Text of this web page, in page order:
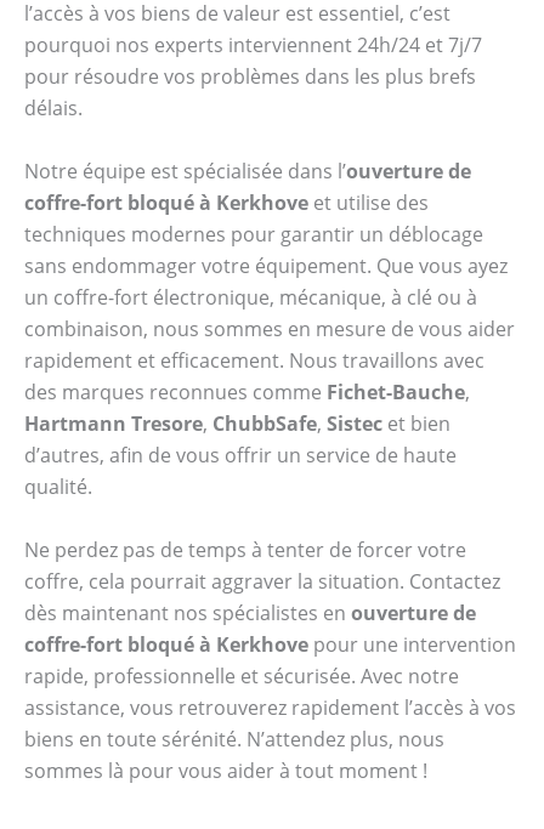
l’accès à vos biens de valeur est essentiel, c’est
pourquoi nos experts interviennent 24h/24 et 7j/7
pour résoudre vos problèmes dans les plus brefs
délais.
Notre équipe est spécialisée dans l’ouverture de
coffre-fort bloqué à Kerkhove et utilise des
techniques modernes pour garantir un déblocage
sans endommager votre équipement. Que vous ayez
un coffre-fort électronique, mécanique, à clé ou à
combinaison, nous sommes en mesure de vous aider
rapidement et efficacement. Nous travaillons avec
des marques reconnues comme Fichet-Bauche,
Hartmann Tresore, ChubbSafe, Sistec et bien
d’autres, afin de vous offrir un service de haute
qualité.
Ne perdez pas de temps à tenter de forcer votre
coffre, cela pourrait aggraver la situation. Contactez
dès maintenant nos spécialistes en ouverture de
coffre-fort bloqué à Kerkhove pour une intervention
rapide, professionnelle et sécurisée. Avec notre
assistance, vous retrouverez rapidement l’accès à vos
biens en toute sérénité. N’attendez plus, nous
sommes là pour vous aider à tout moment !